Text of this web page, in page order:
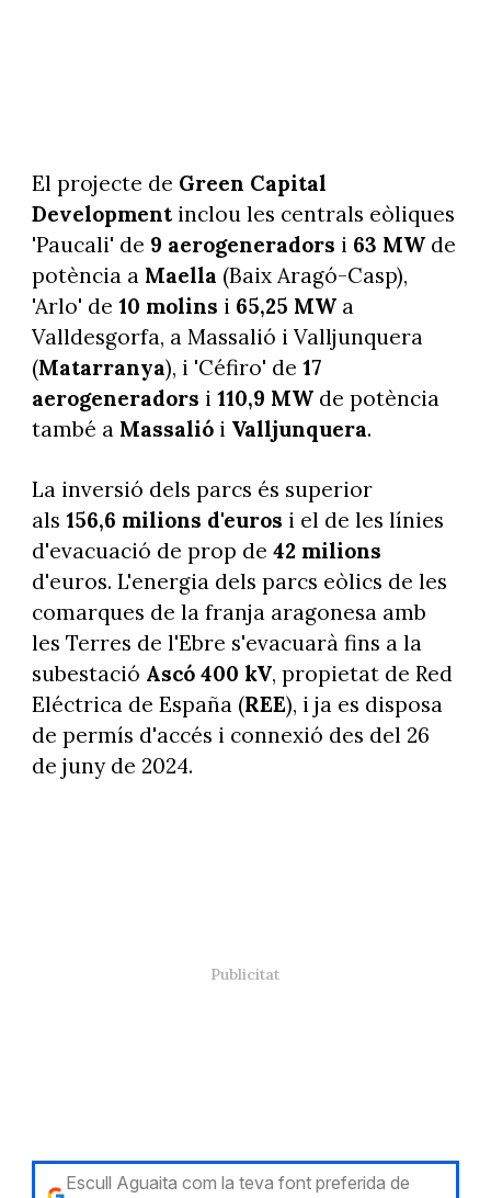
El projecte de Green Capital
Development inclou les centrals eòliques
'Paucali' de 9 aerogeneradors i 63 MW de
potència a Maella (Baix Aragó-Casp),
'Arlo' de 10 molins i 65,25 MW a
Valldesgorfa, a Massalió i Valljunquera
(Matarranya), i 'Céfiro' de 17
aerogeneradors i 110,9 MWde potència
també aMassaliói Valljunquera.
La inversió dels parcs és superior
als 156,6 milions d'euros i el de les línies
d'evacuació de prop de 42 milions
d'euros. L'energia dels parcs eòlics de les
comarques de la franja aragonesa amb
les Terres de l'Ebre s'evacuarà fins a la
subestació Ascó 400 kV, propietat de Red
Eléctrica de España (REE), i ja es disposa
de permís d'accés i connexió des del 26
de juny de 2024.
Escull Aguaita com la teva font preferida de